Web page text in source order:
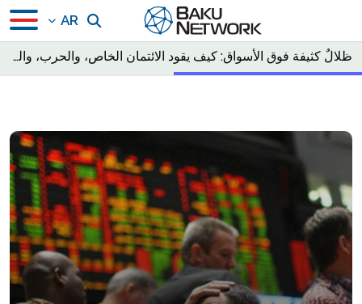
AR
ظلالٌ كثيفة فوق الأسواق: كيف يقود الائتمان الخاص، والحرب، والطاقة الباهظة، العالم نحو حافة الانهيار المالي.